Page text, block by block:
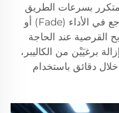
بسرعات الطريق
السريع، ثم تبديدها دون أن تتعرّض لظاهرة التراجع في الأداء (Fade) أو
القرصية عند الحاجة
برغيَيْن من الكاليبر،
دقائق باستخدام